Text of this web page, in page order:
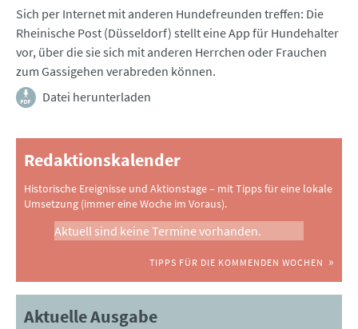
Sich per Internet mit anderen Hundefreunden treffen: Die
Rheinische Post (Düsseldorf) stellt eine App für Hundehalter
vor, über die sie sich mit anderen Herrchen oder Frauchen
zum Gassigehen verabreden können.
Datei herunterladen
Redaktionskalender
Historische Ereignisse und Aktionstage – mit Tipps für eine lokale
Umsetzung (immer eine Woche im Voraus).
Aktuell sind keine Termine vorhanden.
TIPPS FÜR DIE KOMMENDEN WOCHEN
Aktuelle Ausgabe